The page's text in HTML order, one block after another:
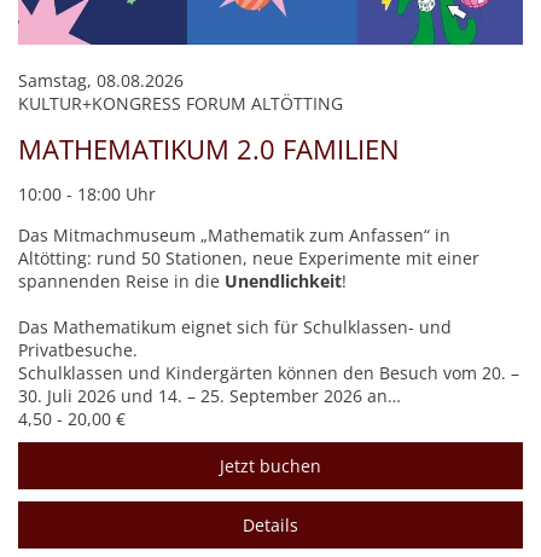
Samstag, 08.08.2026
KULTUR+KONGRESS FORUM ALTÖTTING
MATHEMATIKUM 2.0 FAMILIEN
10:00 - 18:00 Uhr
Das Mitmachmuseum „Mathematik zum Anfassen“ in
Altötting: rund 50 Stationen, neue Experimente mit einer
spannenden Reise in die Unendlichkeit!
Das Mathematikum eignet sich für Schulklassen- und
Privatbesuche.
Schulklassen und Kindergärten können den Besuch vom 20. –
30. Juli 2026 und 14. – 25. September 2026 an…
4,50 - 20,00 €
Jetzt buchen
Details